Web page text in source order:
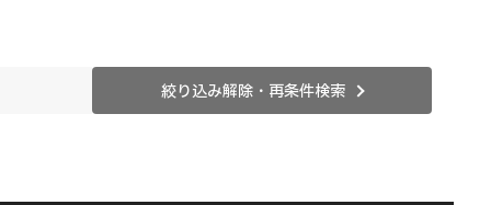
絞り込み解除・再条件検索